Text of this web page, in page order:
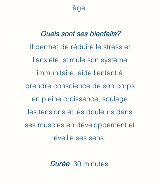
âge.
Quels sont ses bienfaits?
Il permet de réduire le stress et
l’anxiété, stimule son système
immunitaire, aide l'enfant à
prendre conscience de son corps
en pleine croissance, soulage
les tensions et les douleurs dans
ses muscles en développement et
éveille ses sens.
Durée: 30 minutes.